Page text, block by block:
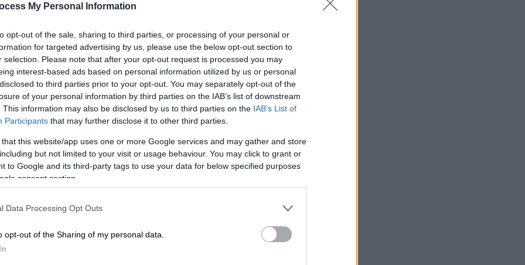
My Personal Information
opt-out of the sale, sharing to third parties, or processing of your personal or
for targeted advertising by us, please use the below opt-out section to
selection. Please note that after your opt-out request is processed you may
interest-based ads based on personal information utilized by us or personal
to third parties prior to your opt-out. You may separately opt-out of the
of your personal information by third parties on the IAB’s list of downstream
This information may also be disclosed by us to third parties on the IAB’s List of
Participants that may further disclose it to other third parties.
that this website/app uses one or more Google services and may gather and store
but not limited to your visit or usage behaviour. You may click to grant or
to Google and its third-party tags to use your data for below specified purposes
consent section.
Data Processing Opt Outs
opt-out of the Sharing of my personal data.
το ΕΘΝΟΣ στη Google